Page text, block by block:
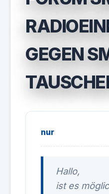
GEGEN
nur
Hallo,
ist es